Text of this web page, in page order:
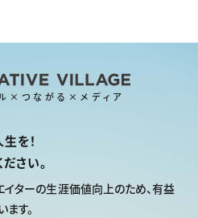
×つながる×メディア
を！
さい。
イターの生涯価値向上のため、有益
す。